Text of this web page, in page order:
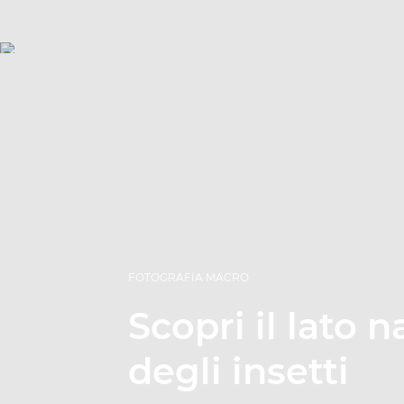
FOTOGRAFIA MACRO
Scopri il lato
degli insetti